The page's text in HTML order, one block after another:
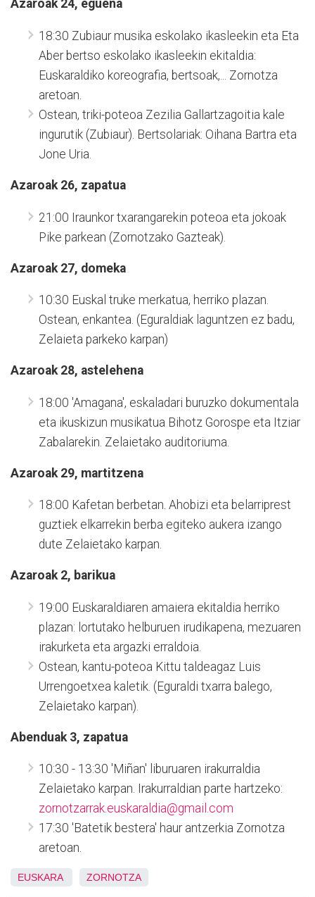
Azaroak 24, eguena
18:30 Zubiaur musika eskolako ikasleekin eta Eta
Aber bertso eskolako ikasleekin ekitaldia:
Euskaraldiko koreografia, bertsoak,... Zornotza
aretoan.
Ostean, triki-poteoa Zezilia Gallartzagoitia kale
ingurutik (Zubiaur). Bertsolariak: Oihana Bartra eta
Jone Uria.
Azaroak 26, zapatua
21:00 Iraunkor txarangarekin poteoa eta jokoak
Pike parkean (Zornotzako Gazteak).
Azaroak 27, domeka
10:30 Euskal truke merkatua, herriko plazan.
Ostean, enkantea. (Eguraldiak laguntzen ez badu,
Zelaieta parkeko karpan)
Azaroak 28, astelehena
18:00 'Amagana', eskaladari buruzko dokumentala
eta ikuskizun musikatua Bihotz Gorospe eta Itziar
Zabalarekin. Zelaietako auditoriuma.
Azaroak 29, martitzena
18:00 Kafetan berbetan. Ahobizi eta belarriprest
guztiek elkarrekin berba egiteko aukera izango
dute Zelaietako karpan.
Azaroak 2, barikua
19:00 Euskaraldiaren amaiera ekitaldia herriko
plazan: lortutako helburuen irudikapena, mezuaren
irakurketa eta argazki erraldoia.
Ostean, kantu-poteoa Kittu taldeagaz Luis
Urrengoetxea kaletik. (Eguraldi txarra balego,
Zelaietako karpan).
Abenduak 3, zapatua
10:30 - 13:30 'Miñan' liburuaren irakurraldia
Zelaietako karpan. Irakurraldian parte hartzeko:
zornotzarrak.euskaraldia@gmail.com
17:30 'Batetik bestera' haur antzerkia Zornotza
aretoan.
EUSKARA ZORNOTZA